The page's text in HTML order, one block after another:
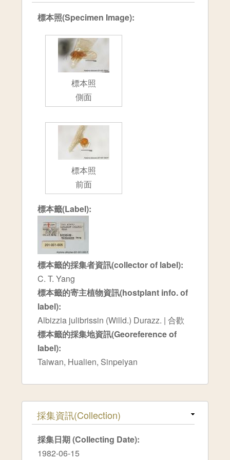
標本照(Specimen Image):
標本照
側面
標本照
前面
標本籤(Label):
標本籤的採集者資訊(collector of label):
C. T. Yang
標本籤的寄主植物資訊(hostplant info. of
label):
Albizzia julibrissin (Willd.) Durazz. | 合歡
標本籤的採集地資訊(Georeference of
label):
Taiwan, Hualien, Sinpeiyan
隱藏
採集資訊(Collection)
採集日期 (Collecting Date):
1982-06-15